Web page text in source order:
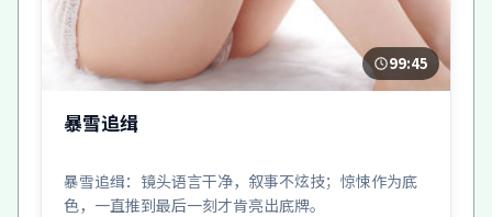
99:45
暴雪追缉
暴雪追缉：镜头语言干净，叙事不炫技；惊悚作为底
色，一直推到最后一刻才肯亮出底牌。